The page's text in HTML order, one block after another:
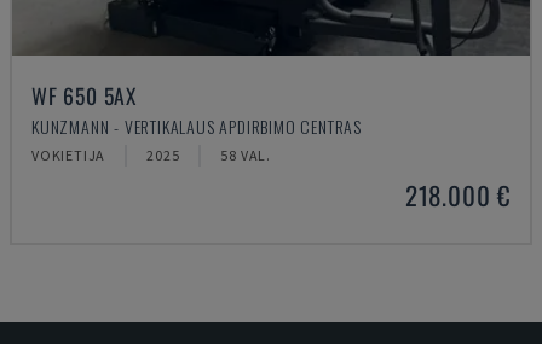
WF 650 5AX
KUNZMANN - VERTIKALAUS APDIRBIMO CENTRAS
VOKIETIJA 2025 58 VAL.
218.000 €